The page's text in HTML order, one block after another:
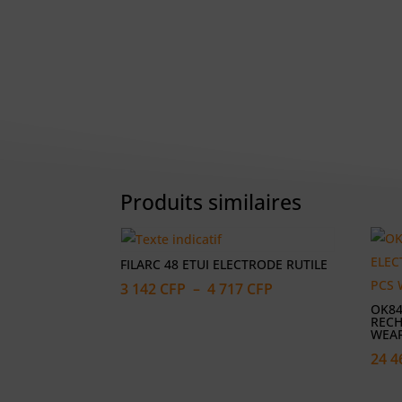
Produits similaires
FILARC 48 ETUI ELECTRODE RUTILE
3 142 CFP – 4 717 CFP
24